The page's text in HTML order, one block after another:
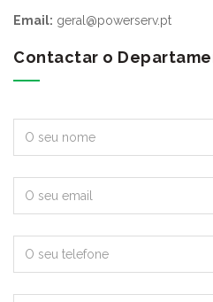
Email: geral@powerserv.pt
Contactar o